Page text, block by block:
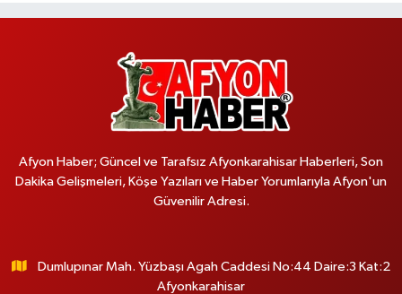
Afyon Haber; Güncel ve Tarafsız Afyonkarahisar Haberleri, Son
Dakika Gelişmeleri, Köşe Yazıları ve Haber Yorumlarıyla Afyon'un
Güvenilir Adresi.
Dumlupınar Mah. Yüzbaşı Agah Caddesi No:44 Daire:3 Kat:2
Afyonkarahisar